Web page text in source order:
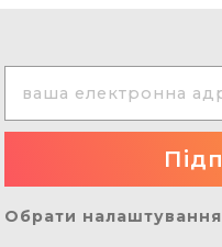
Обрати налаштування